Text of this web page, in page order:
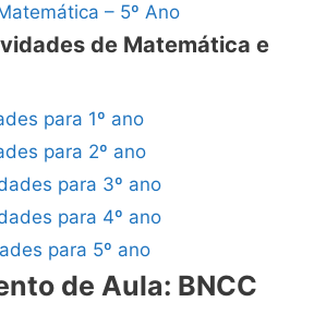
– 5º Ano
de Matemática e
para 1º ano
para 2º ano
para 3º ano
para 4º ano
para 5º ano
de Aula: BNCC